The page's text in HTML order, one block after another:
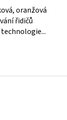
oranžová
řidičů